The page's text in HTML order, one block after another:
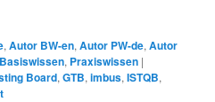
,Autor BW-en,Autor PW-de,Autor
Basiswissen, Praxiswissen |
Board,GTB,imbus,ISTQB,